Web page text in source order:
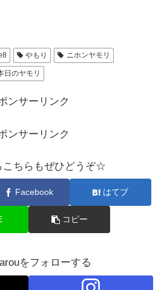
やもり ニホンヤモリ
日のヤモリ
ンサーリンク
ンサーリンク
こちらもぜひどうぞ☆
Facebook はてブ
コピー
をフォローする